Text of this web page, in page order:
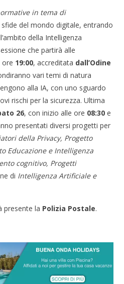
in tema di
sfide del mondo digitale, entrando
della Intelligenza
che partirà alle
ore 19:00, accreditata dall’Odine
vari temi di natura
alla IA, con uno sguardo
rischi per la sicurezza. Ultima
26, con inizio alle ore 08:30 e
presentati diversi progetti per
della Privacy, Progetto
Educazione e Intelligenza
cognitivo, Progetti
di Intelligenza Artificiale e
presente la Polizia Postale.